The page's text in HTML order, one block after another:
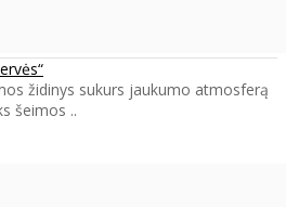
židinys sukurs jaukumo atmosferą
šeimos ..